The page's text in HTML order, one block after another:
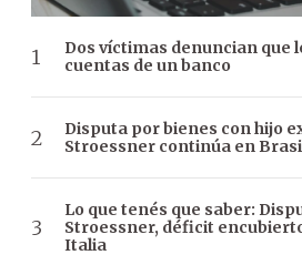
Dos víctimas denuncian que
cuentas de un banco
Disputa por bienes con hijo
Stroessner continúa en
Lo que tenés que saber:
Stroessner, déficit
Italia